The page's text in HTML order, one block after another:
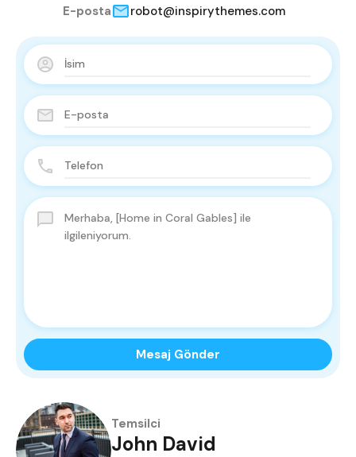
E-posta
robot@inspirythemes.com
Mesaj Gönder
Temsilci
John David